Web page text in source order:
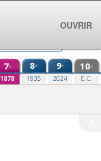
7e
1878
8e
1935
9e
2024
10e
E.C.
OUVRIR